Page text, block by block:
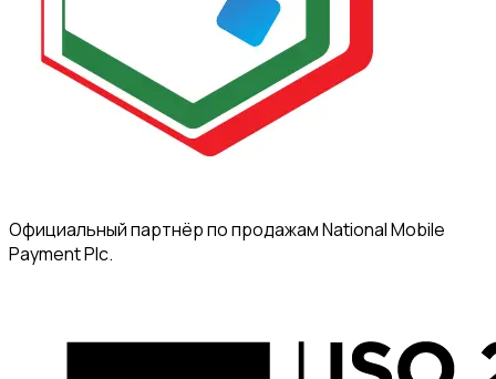
Официальный партнёр по продажам National Mobile
Payment Plc.